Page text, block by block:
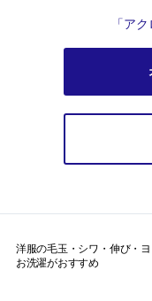
「ア
ポップアップメニュ
モーダルが開きます
洋服の毛玉・シワ・伸び・
お洗濯がおすすめ